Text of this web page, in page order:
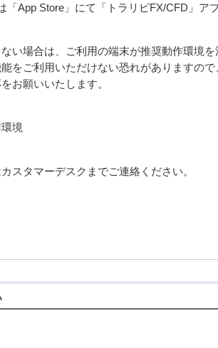
App Store」にて「トラリピFX/CFD」ア
い場合は、ご利用の端末が推奨動作環境
をご利用いただけない恐れがありますの
お願いいたします。
境
スタマーデスクまでご連絡ください。